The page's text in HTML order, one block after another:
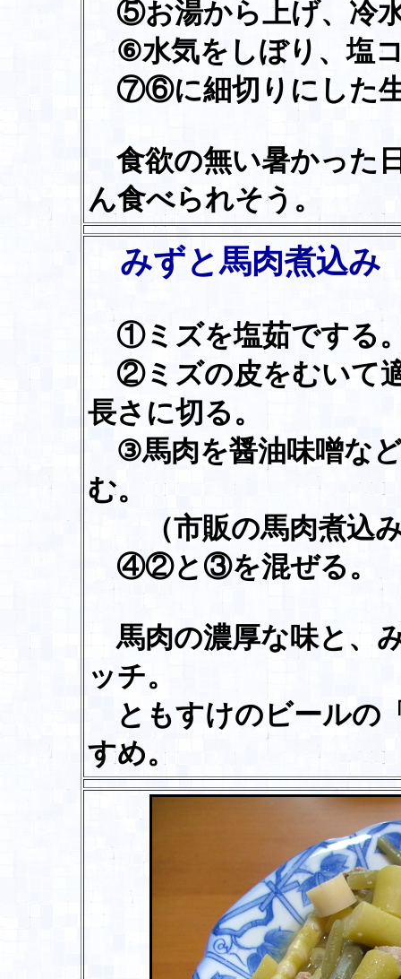
⑤お湯から上げ、冷
⑥水気をしぼり、塩
⑦⑥に細切りにした生
食欲の無い暑かった
ん食べられそう。
みずと馬肉煮込み
①ミズを塩茹でする
②ミズの皮をむいて
長さに切る。
③馬肉を醤油味噌な
む。
（市販の馬肉煮込み
④②と③を混ぜる。
馬肉の濃厚な味と、
ッチ。
ともすけのビールの
すめ。